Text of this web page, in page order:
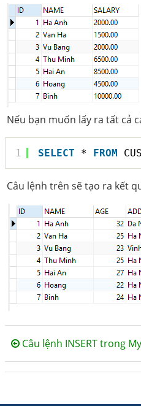
Nếu bạn muốn lấy ra tất cả
1 SELECT * FROM
Câu lệnh trên sẽ tạo ra kết
Câu lệnh INSERT trong